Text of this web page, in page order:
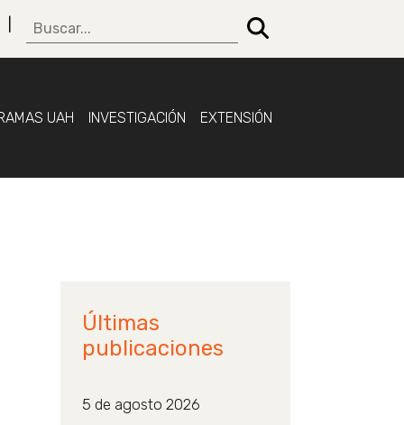
UAH INVESTIGACIÓN EXTENSIÓN
Últimas
publicaciones
5 de agosto 2026